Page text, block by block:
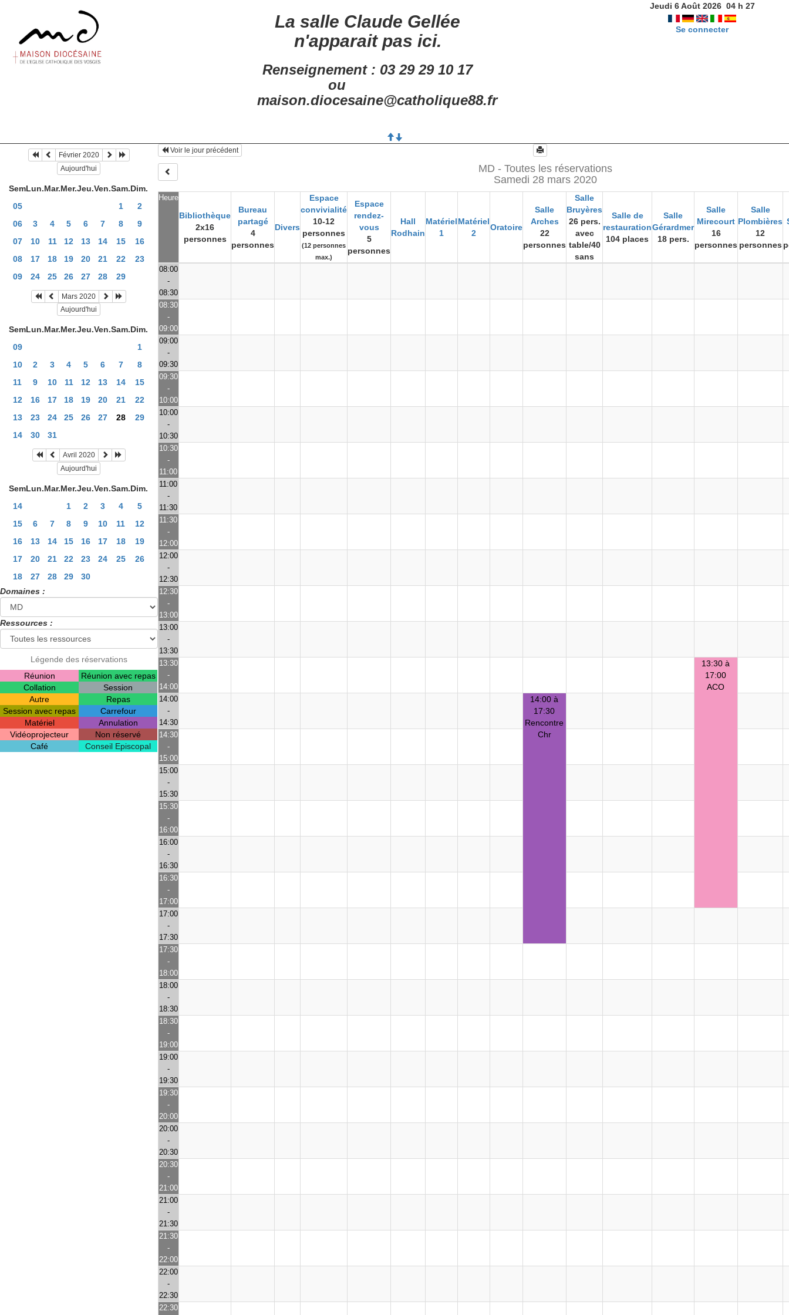
La salle Claude Gellée
n'apparait pas ici.
Renseignement : 03 29 29 10 17
ou
maison.diocesaine@catholique88.fr
Jeudi 6 Août 2026 04h 27
Se connecter
Février 2020
Aujourd'hui
SemLun.Mar.Mer.Jeu.Ven.Sam.Dim.
05
1
2
06
3 4 5 6 7 8
9
07
10 11 12 13 14 15
16
08
17 18 19 20 21 22
23
09
24 25 26 27 28 29
Mars 2020
Aujourd'hui
SemLun.Mar.Mer.Jeu.Ven.Sam.Dim.
09
1
10
2 3 4 5 6 7
8
11
9 10 11 12 13 14
15
12
16 17 18 19 20 21
22
13
23 24 25 26 27 28
29
14
30 31
Avril 2020
Aujourd'hui
SemLun.Mar.Mer.Jeu.Ven.Sam.Dim.
14
1 2 3 4
5
15
6 7 8 9 10 11
12
16
13 14 15 16 17 18
19
17
20 21 22 23 24 25
26
18
27 28 29
30
Domaines :
Ressources :
Légende des réservations
Réunion
Réunion avec repas
Collation
Session
Autre
Repas
Session avec repas
Carrefour
Matériel
Annulation
Vidéoprojecteur
Non réservé
Café
Conseil Episcopal
Heure
Bibliothèque
2x16
personnes
Bureau
partagé
4
personnes
Divers
Espace
convivialité
10-12
personnes
(12 personnes
max.)
Espace
rendez-
vous
5
personnes
Hall
Rodhain
Matériel
1
Matériel
2
Oratoire
Salle
Arches
22
personnes
Salle
Bruyères
26 pers.
avec
table/40
sans
Salle de
restauration
104 places
Salle
Gérardmer
18 pers.
Salle
Mirecourt
16
personnes
Salle
Plombières
12
personnes
Voir le jour précédent
MD - Toutes les réservations
Samedi 28 mars 2020
08:00
-
08:30
08:30
-
09:00
09:00
-
09:30
09:30
-
10:00
10:00
-
10:30
10:30
-
11:00
11:00
-
11:30
11:30
-
12:00
12:00
-
12:30
12:30
-
13:00
13:00
-
13:30
13:30
-
14:00
13:30 à
17:00
ACO
14:00
-
14:30
14:00 à
17:30
Rencontre
Chr
14:30
-
15:00
15:00
-
15:30
15:30
-
16:00
16:00
-
16:30
16:30
-
17:00
17:00
-
17:30
17:30
-
18:00
18:00
-
18:30
18:30
-
19:00
19:00
-
19:30
19:30
-
20:00
20:00
-
20:30
20:30
-
21:00
21:00
-
21:30
21:30
-
22:00
22:00
-
22:30
22:30